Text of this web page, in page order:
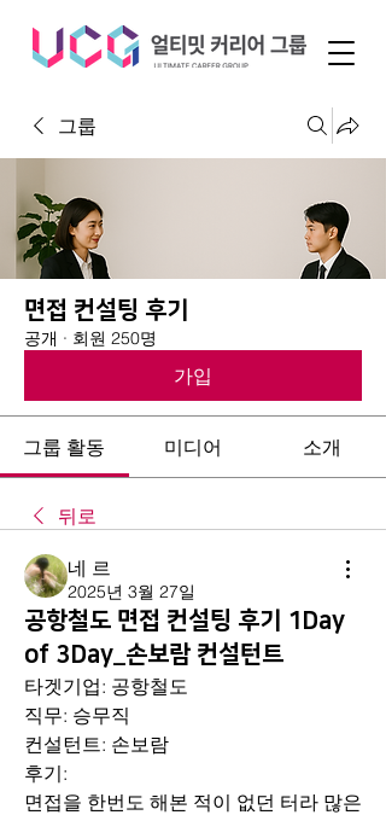
그룹
면접 컨설팅 후기
공개 · 회원 250명
가입
그룹 활동 미디어 소개
뒤로
네 르
2025년 3월 27일
공항철도 면접 컨설팅 후기 1Day
of 3Day_손보람 컨설턴트
타겟기업: 공항철도
직무: 승무직
컨설턴트: 손보람
후기:
면접을 한번도 해본 적이 없던 터라 많은